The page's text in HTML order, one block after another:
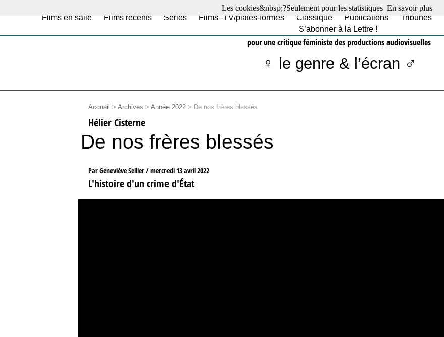
Films en salle Films récents Séries Films -TV/plates-formes Classique Publications Tribunes
S’abonner à la Lettre !
pour une critique féministe des productions audiovisuelles
♀ le genre & l’écran ♂
Accueil > Archives > Année 2022> De nos frères blessés
Hélier Cisterne
De nos frères blessés
Par Geneviève Sellier /mercredi 13 avril 2022
L'histoire d'un crime d'État
Les cookies&nbsp;?Seulement pour les statistiques En savoir plus